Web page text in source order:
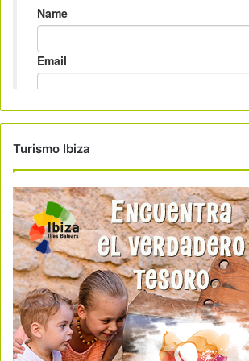
Turismo Ibiza